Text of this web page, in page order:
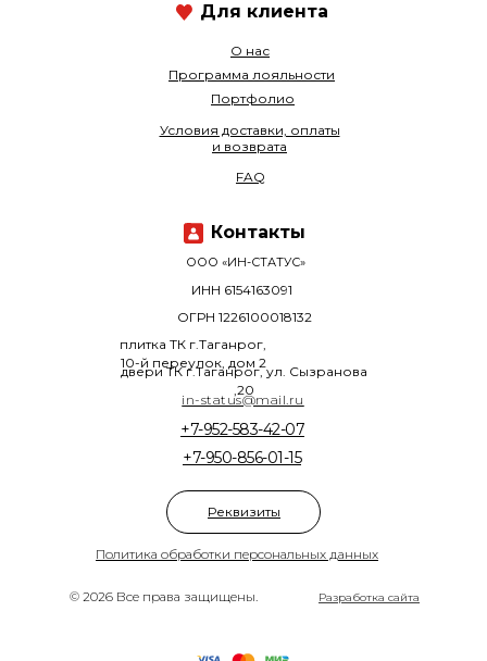
© 2026 Все права защищены.
Политика обработки персональных данных
+7-950-856-01-15
+7-952-583-42-07
О нас
Программа лояльности
Портфолио
ООО «ИН-СТАТУС»
плитка ТК г.Таганрог,
10-й переулок, дом 2
двери ТК г.Таганрог, ул. Сызранова
,20
ОГРН 1226100018132
ИНН 6154163091
Разработка сайта
Условия доставки, оплаты
и возврата
FAQ
in-status@mail.ru
Контакты
Для клиента
Реквизиты